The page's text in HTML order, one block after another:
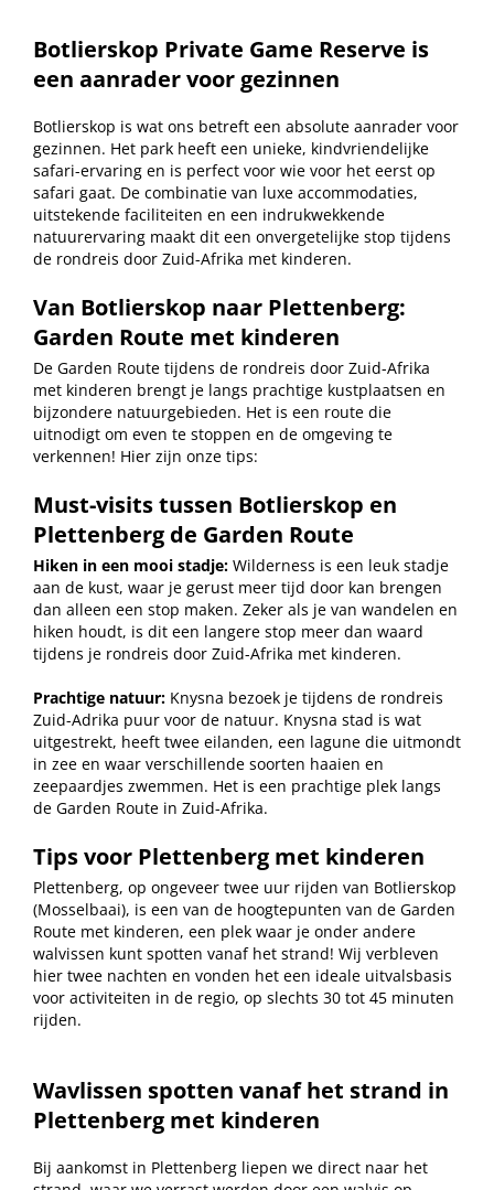
Botlierskop Private Game Reserve is
een aanrader voor gezinnen
Botlierskop is wat ons betreft een absolute aanrader voor
gezinnen. Het park heeft een unieke, kindvriendelijke
safari-ervaring en is perfect voor wie voor het eerst op
safari gaat. De combinatie van luxe accommodaties,
uitstekende faciliteiten en een indrukwekkende
natuurervaring maakt dit een onvergetelijke stop tijdens
de rondreis door Zuid-Afrika met kinderen.
Van Botlierskop naar Plettenberg:
Garden Route met kinderen
De Garden Route tijdens de rondreis door Zuid-Afrika
met kinderen brengt je langs prachtige kustplaatsen en
bijzondere natuurgebieden. Het is een route die
uitnodigt om even te stoppen en de omgeving te
verkennen! Hier zijn onze tips:
Must-visits tussen Botlierskop en
Plettenberg de Garden Route
Hiken in een mooi stadje: Wilderness is een leuk stadje
aan de kust, waar je gerust meer tijd door kan brengen
dan alleen een stop maken. Zeker als je van wandelen en
hiken houdt, is dit een langere stop meer dan waard
tijdens je rondreis door Zuid-Afrika met kinderen.
Prachtige natuur: Knysna bezoek je tijdens de rondreis
Zuid-Adrika puur voor de natuur. Knysna stad is wat
uitgestrekt, heeft twee eilanden, een lagune die uitmondt
in zee en waar verschillende soorten haaien en
zeepaardjes zwemmen. Het is een prachtige plek langs
de Garden Route in Zuid-Afrika.
Tips voor Plettenberg met kinderen
Plettenberg, op ongeveer twee uur rijden van Botlierskop
(Mosselbaai), is een van de hoogtepunten van de Garden
Route met kinderen, een plek waar je onder andere
walvissen kunt spotten vanaf het strand! Wij verbleven
hier twee nachten en vonden het een ideale uitvalsbasis
voor activiteiten in de regio, op slechts 30 tot 45 minuten
rijden.
Wavlissen spotten vanaf het strand in
Plettenberg met kinderen
Bij aankomst in Plettenberg liepen we direct naar het